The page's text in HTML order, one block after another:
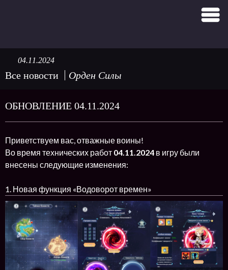
Все новости Орден Силы
04.11.2024
ОБНОВЛЕНИЕ 04.11.2024
Приветствуем вас, отважные воины!
Во время технических работ 04.11.2024 в игру были
внесены следующие изменения:
1. Новая функция «Водоворот времен»